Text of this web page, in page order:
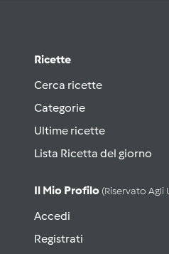
Ricette
Cerca ricette
Categorie
Ultime ricette
Lista Ricetta del giorno
Il Mio Profilo (riservato Agli
Accedi
Registrati